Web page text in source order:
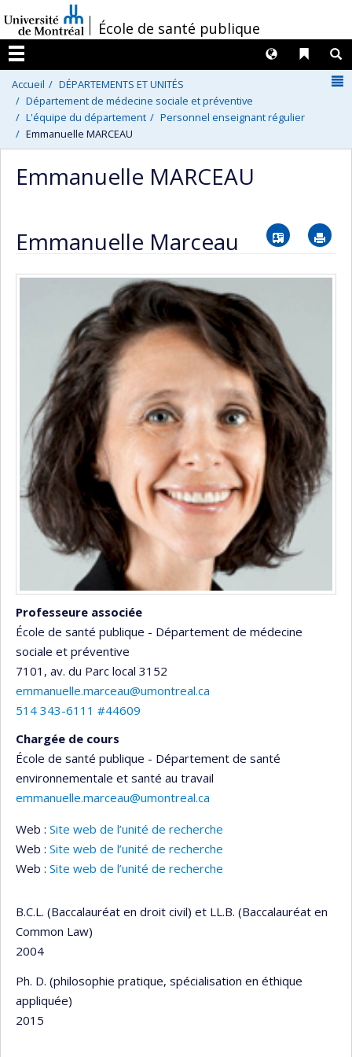
au
contenu
/École de santé publique
Menu
Liens
Langues
Accueil
DÉPARTEMENTS ET UNITÉS
Département de médecine sociale et préventive
L'équipe du département
Personnel enseignant régulier
Emmanuelle MARCEAU
Emmanuelle MARCEAU
Emmanuelle Marceau Vcard
Professeure associée
École de santé publique - Département de médecine
sociale et préventive
7101, av. du Parc local 3152
emmanuelle.marceau@umontreal.ca
514 343-6111 #44609
Chargée de cours
École de santé publique - Département de santé
environnementale et santé au travail
emmanuelle.marceau@umontreal.ca
Web : Site web de l’unité de recherche
Web : Site web de l’unité de recherche
Web : Site web de l’unité de recherche
B.C.L. (Baccalauréat en droit civil) et LL.B. (Baccalauréat en
Common Law)
2004
Ph. D. (philosophie pratique, spécialisation en éthique
appliquée)
2015